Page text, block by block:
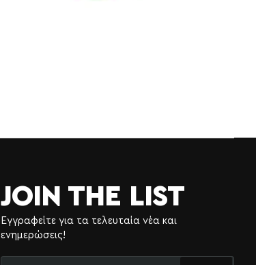
JOIN THE LIST
Εγγραφείτε για τα τελευταία νέα και
ενημερώσεις!